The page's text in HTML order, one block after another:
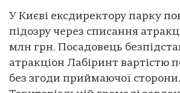
У Києві ексдиректору парку
підозру через списання
млн грн. Посадовець
атракціон Лабіринт вартістю
без згоди приймаючої сторони.